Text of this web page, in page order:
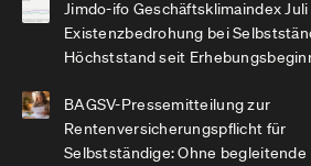
Jimdo-ifo Geschäftsklimaindex
Existenzbedrohung bei
Höchststand seit
BAGSV-Pressemitteilung zur
Rentenversicherungspflicht für
Selbstständige: Ohne begleitende